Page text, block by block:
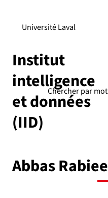
Institut
intelligence
et données
(IID)
Université Laval
Abbas Rabiee